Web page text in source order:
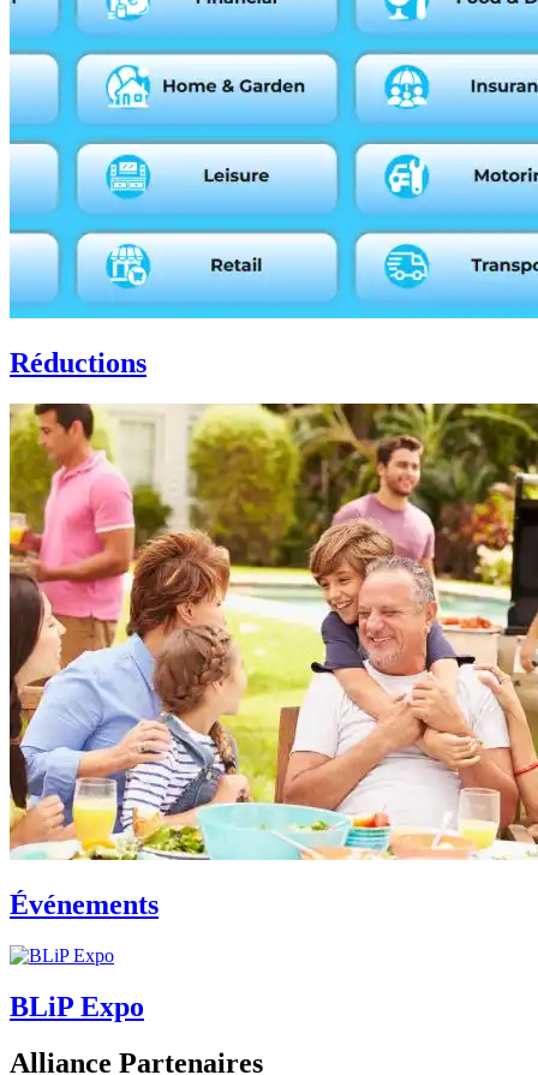
Réductions
Événements
BLiP Expo
Alliance Partenaires